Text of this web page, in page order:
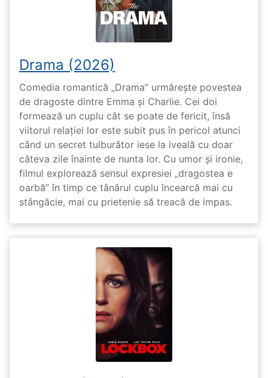
Drama (2026)
Comedia romantică „Drama” urmărește povestea
de dragoste dintre Emma și Charlie. Cei doi
formează un cuplu cât se poate de fericit, însă
viitorul relației lor este subit pus în pericol atunci
când un secret tulburător iese la iveală cu doar
câteva zile înainte de nunta lor. Cu umor și ironie,
filmul explorează sensul expresiei „dragostea e
oarbă” în timp ce tânărul cuplu încearcă mai cu
stângăcie, mai cu prietenie să treacă de impas.